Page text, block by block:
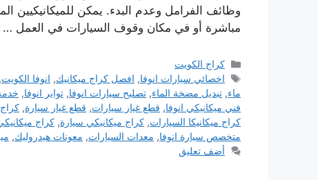
وظائف الفرامل وعدم البدء. يمكن
مباشرة أو في مكان وقوف السيارات في العمل …
التصنيفات
كراج الكويت
الوسوم
اخصائي سيارات انوفا, افصل كراج ميكانيك, انوفا الكويت,
ماء, تبديل مضخة الماء, تصليح سيارات انوفا, تواير انوفا,
فني ميكانيكي انوفا, قطع غيار سيارات, قطع غيار سيارة, كراج
كراج ميكانيكا السيارات, كراج ميكانيكي سيارة, كراج
متخصص سيارة انوفا, معدات السيارات, معونات هيدروليك,
أضف تعليق